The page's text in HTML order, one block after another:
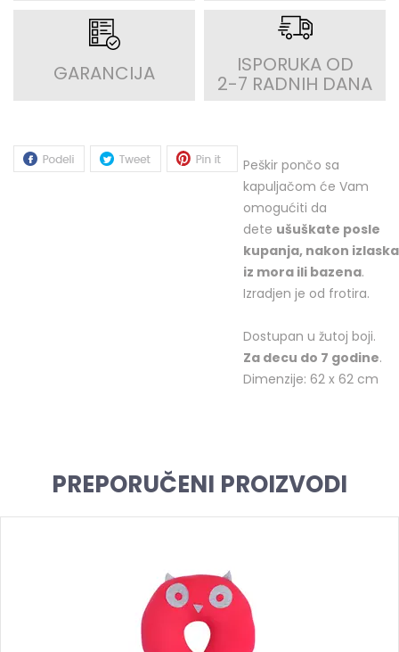
GARANCIJA ISPORUKA OD
2-7 RADNIH DANA
Peškir pončo sa
kapuljačom će Vam
omogućiti da
dete ušuškate posle
kupanja, nakon izlaska
iz mora ili bazena.
Izradjen je od frotira.
Dostupan u žutoj boji.
Za decu do 7 godine.
Dimenzije: 62 x 62 cm
PREPORUČENI PROIZVODI